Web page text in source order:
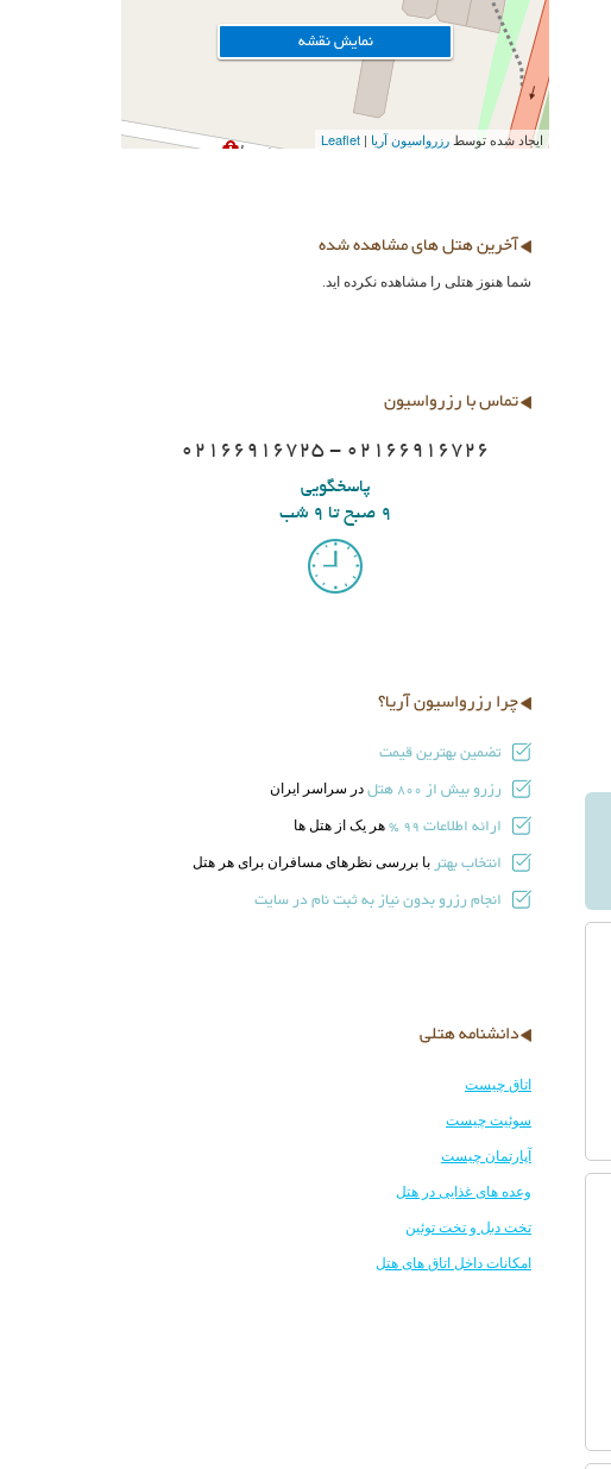
ساختمان هتل پاریز تهران
Leaflet | ایجاد شده توسط رزرواسیون آریا
نمایش نقشه
آخرین هتل های مشاهده شده
شما هنوز هتلی را مشاهده نکرده اید.
تماس با رزرواسیون
02166916725 - 02166916726
پاسخگویی
9 صبح تا 9 شب
چرا رزرواسیون آریا؟
تضمین بهترین قیمت
رزرو بیش از 800 هتل در سراسر ایران
ارائه اطلاعات 99 % هر یک از هتل ها
انتخاب بهتر با بررسی نظرهای مسافران برای هر هتل
انجام رزرو بدون نیاز به ثبت نام در سایت
دانشنامه هتلی
اتاق چیست
سوئیت چیست
آپارتمان چیست
وعده های غذایی در هتل
تخت دبل و تخت توئین
امکانات داخل اتاق های هتل